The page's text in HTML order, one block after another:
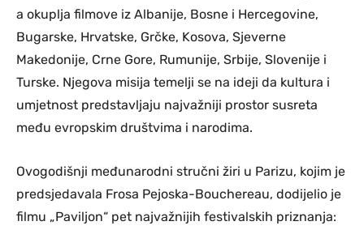
a okuplja filmove iz Albanije, Bosne i Hercegovine,
Bugarske, Hrvatske, Grčke, Kosova, Sjeverne
Makedonije, Crne Gore, Rumunije, Srbije, Slovenije i
Turske. Njegova misija temelji se na ideji da kultura i
umjetnost predstavljaju najvažniji prostor susreta
među evropskim društvima i narodima.
Ovogodišnji međunarodni stručni žiri u Parizu, kojim je
predsjedavala Frosa Pejoska-Bouchereau, dodijelio je
filmu „Paviljon“ pet najvažnijih festivalskih priznanja: